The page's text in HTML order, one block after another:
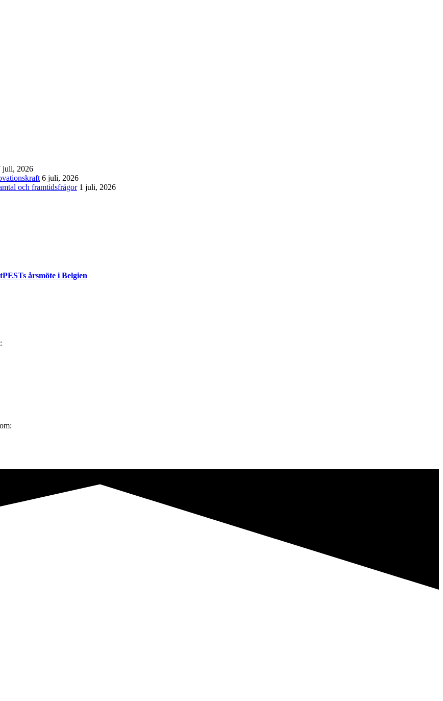
juli, 2026
6 juli, 2026
och framtidsfrågor 1 juli, 2026
årsmöte i Belgien